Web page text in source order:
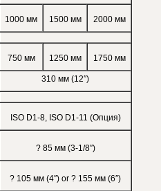
1000 мм 1500 мм
2000 мм
750 мм 1250 мм
1750 мм
310 мм (12″)
ISO D1-8, ISO D1-11 (Опция)
? 85 мм (3-1/8″)
? 105 мм (4″) or ? 155 мм (6″)